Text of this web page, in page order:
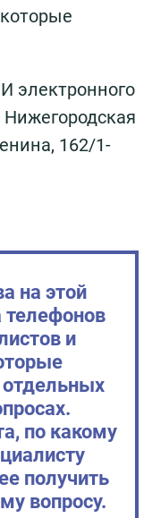
электронного
Нижегородская
162/1-
на этой
телефонов
и
отдельных
по какому
получить
вопросу.